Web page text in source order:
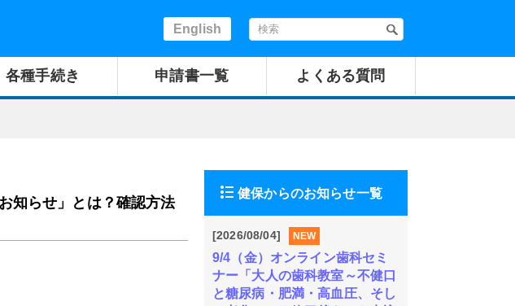
English
各種手続き 申請書一覧 よくある質問
知らせ」とは？確認方法
健保からのお知らせ一覧
[2026/08/04] NEW
9/4（金）オンライン歯科セミ
ナー「大人の歯科教室～不健口
と糖尿病・肥満・高血圧、そし